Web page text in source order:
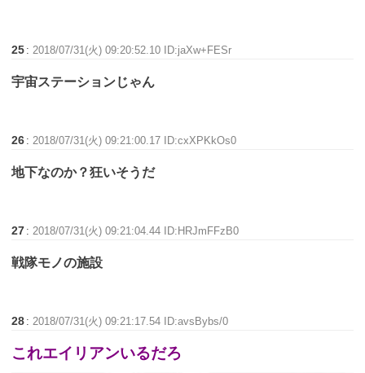
25 : 2018/07/31(火) 09:20:52.10 ID:jaXw+FESr
宇宙ステーションじゃん
26 : 2018/07/31(火) 09:21:00.17 ID:cxXPKkOs0
地下なのか？狂いそうだ
27 : 2018/07/31(火) 09:21:04.44 ID:HRJmFFzB0
戦隊モノの施設
28 : 2018/07/31(火) 09:21:17.54 ID:avsBybs/0
これエイリアンいるだろ